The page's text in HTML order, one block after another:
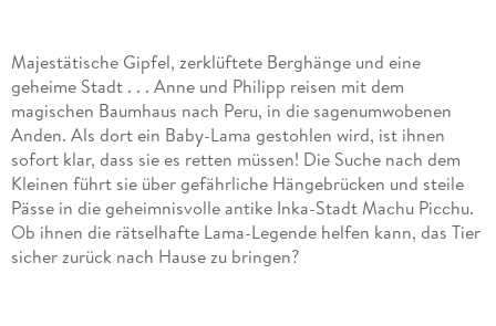
Majestätische Gipfel, zerklüftete Berghänge und eine
geheime Stadt . . . Anne und Philipp reisen mit dem
magischen Baumhaus nach Peru, in die sagenumwobenen
Anden. Als dort ein Baby-Lama gestohlen wird, ist ihnen
sofort klar, dass sie es retten müssen! Die Suche nach dem
Kleinen führt sie über gefährliche Hängebrücken und steile
Pässe in die geheimnisvolle antike Inka-Stadt Machu Picchu.
Ob ihnen die rätselhafte Lama-Legende helfen kann, das Tier
sicher zurück nach Hause zu bringen?